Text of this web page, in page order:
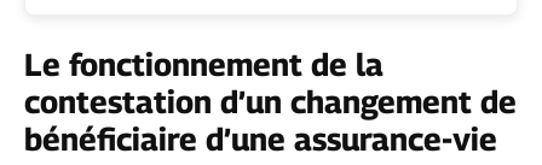
Le fonctionnement de la
contestation d’un changement de
bénéficiaire d’une assurance-vie